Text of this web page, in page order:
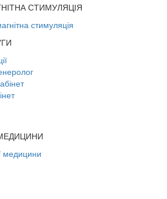
СТИМУЛЯЦІЯ
стимуляція
медицини